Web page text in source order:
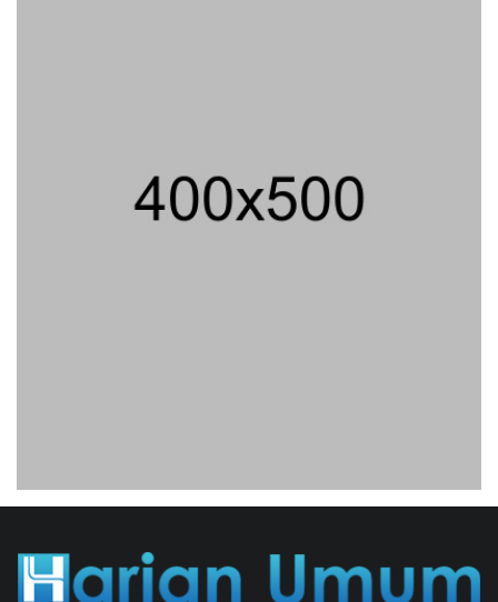
04/08/2026 22:54 WIB || MAKRO/MIKRO
Eksepsinya Diterima Hakim, Dokter
Infrastruktur Energinya Diserang Bisa